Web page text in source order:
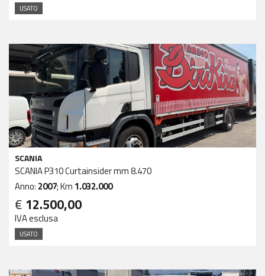
USATO
SCANIA
SCANIA P310 Curtainsider mm 8.470
Anno: 2007; Km 1.032.000
€ 12.500,00
IVA esclusa
USATO